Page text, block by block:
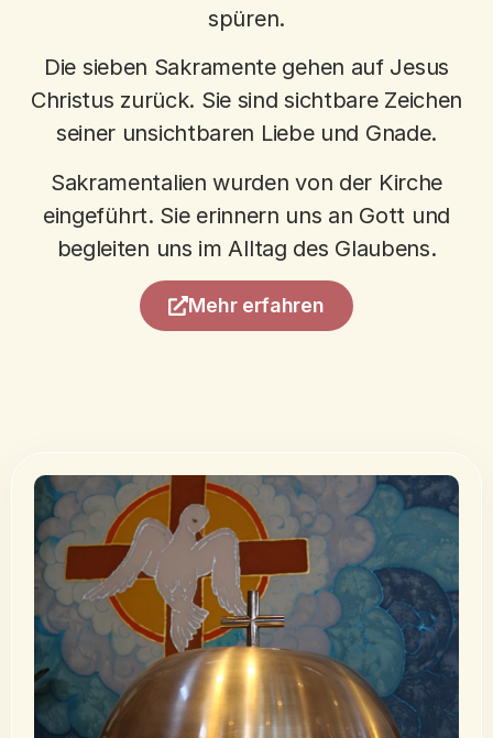
spüren.
Die sieben Sakramente gehen auf Jesus
Christus zurück. Sie sind sichtbare Zeichen
seiner unsichtbaren Liebe und Gnade.
Sakramentalien wurden von der Kirche
eingeführt. Sie erinnern uns an Gott und
begleiten uns im Alltag des Glaubens.
Mehr erfahren
Taufe
„Tauft sie auf den Namen des Vaters und des Sohnes
und des Heiligen Geistes.“ (Mt 28,19)
Mehr erfahren